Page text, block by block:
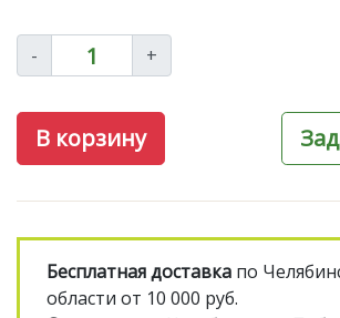
- +
В корзину
Бесплатная доставка по
области от 10 000 руб.